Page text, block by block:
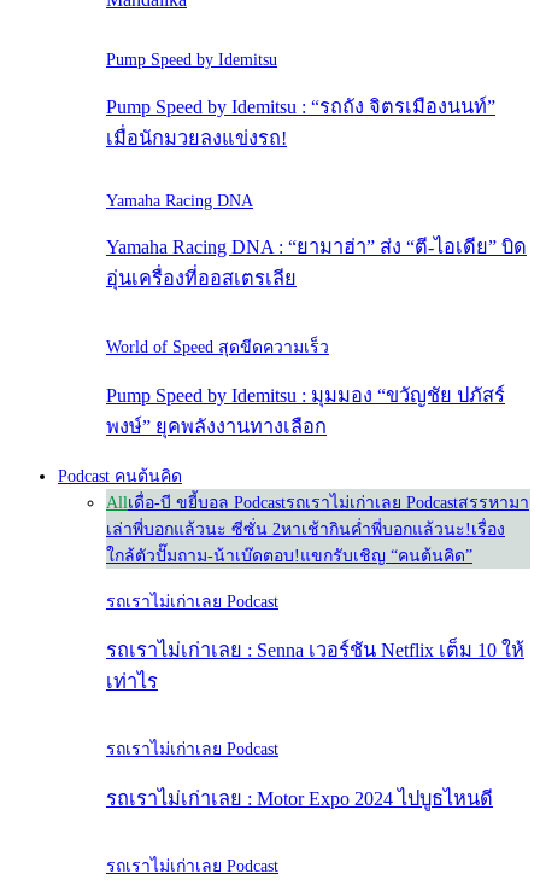
Pump Speed by Idemitsu
Pump Speed by Idemitsu : “รถถัง จิตรเมืองนนท์”
เมื่อนักมวยลงแข่งรถ!
Yamaha Racing DNA
Yamaha Racing DNA : “ยามาฮ่า” ส่ง “ตี-ไอเดีย” บิด
อุ่นเครื่องที่ออสเตรเลีย
World of Speed สุดขีดความเร็ว
Pump Speed by Idemitsu : มุมมอง “ขวัญชัย ปภัสร์
พงษ์” ยุคพลังงานทางเลือก
Podcast คนต้นคิด
Allเดื่อ-บี ขยี้บอล Podcastรถเราไม่เก่าเลย Podcastสรรหามา
เล่าพี่บอกแล้วนะ ซีซั่น 2หาเช้ากินค่ำพี่บอกแล้วนะ! เรื่อง
ใกล้ตัวปั๊มถาม-น้าเบ๊ดตอบ! แขกรับเชิญ “คนต้นคิด”
รถเราไม่เก่าเลย Podcast
รถเราไม่เก่าเลย : Senna เวอร์ชัน Netflix เต็ม 10 ให้
เท่าไร
รถเราไม่เก่าเลย Podcast
รถเราไม่เก่าเลย : Motor Expo 2024 ไปบูธไหนดี
รถเราไม่เก่าเลย Podcast